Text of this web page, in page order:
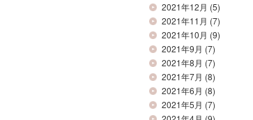
2021年12月 (5)
2021年11月 (7)
2021年10月 (9)
2021年9月 (7)
2021年8月 (7)
2021年7月 (8)
2021年6月 (8)
2021年5月 (7)